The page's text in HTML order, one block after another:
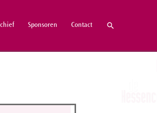
Sponsoren Contact Zoeken